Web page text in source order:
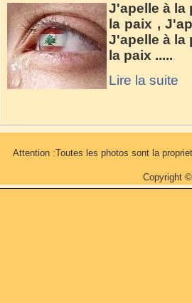
J'apelle à la
la paix ,
J'apelle à la
la paix .....
Lire la suite
Attention :Toutes les photos sont la
Copyright